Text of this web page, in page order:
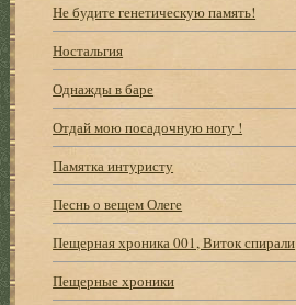
Не будите генетическую память!
Ностальгия
Однажды в баре
Отдай мою посадочную ногу !
Памятка интуристу
Песнь о вещем Олеге
Пещерная хроника 001, Виток спирали
Пещерные хроники